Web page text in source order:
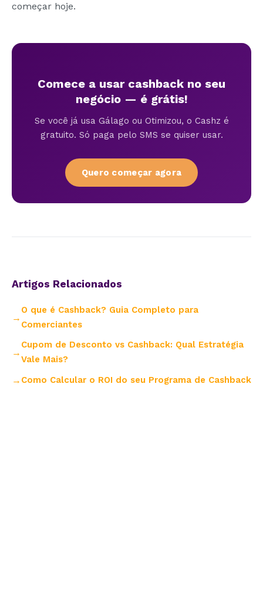
começar hoje.
Comece a usar cashback no seu
negócio — é grátis!
Se você já usa Gálago ou Otimizou, o Cashz é
gratuito. Só paga pelo SMS se quiser usar.
Quero começar agora
Artigos Relacionados
O que é Cashback? Guia Completo para
Comerciantes
Cupom de Desconto vs Cashback: Qual Estratégia
Vale Mais?
Como Calcular o ROI do seu Programa de Cashback